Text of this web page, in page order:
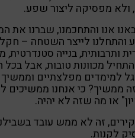
ולא מפסיקה ליצור שפע.
אנו והתחכמנו, שברנו את
לייצר השטחה –
ותרבותית, בנייה סטנדרטית,
התחיל מכוונות טובות, אבל
למימדים מפלצתיים
ממשיך? כי אנחנו ממשיכים
או מה שזה לא יהיה.
זה לא ממש עובד
לקנות.